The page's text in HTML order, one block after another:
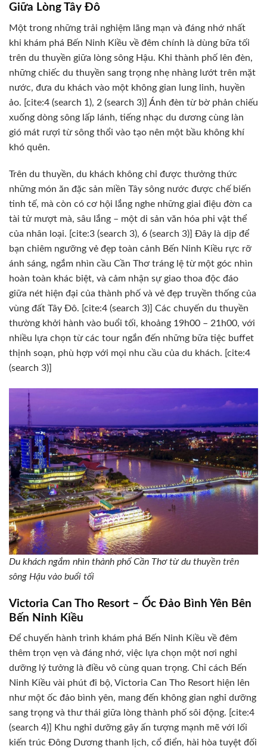
Giữa Lòng Tây Đô
Một trong những trải nghiệm lãng mạn và đáng nhớ nhất
khi khám phá Bến Ninh Kiều về đêm chính là dùng bữa tối
trên du thuyền giữa lòng sông Hậu. Khi thành phố lên đèn,
những chiếc du thuyền sang trọng nhẹ nhàng lướt trên mặt
nước, đưa du khách vào một không gian lung linh, huyền
ảo. [cite:4 (search 1), 2 (search 3)] Ánh đèn từ bờ phản chiếu
xuống dòng sông lấp lánh, tiếng nhạc du dương cùng làn
gió mát rượi từ sông thổi vào tạo nên một bầu không khí
khó quên.
Trên du thuyền, du khách không chỉ được thưởng thức
những món ăn đặc sản miền Tây sông nước được chế biến
tinh tế, mà còn có cơ hội lắng nghe những giai điệu đờn ca
tài tử mượt mà, sâu lắng – một di sản văn hóa phi vật thể
của nhân loại. [cite:3 (search 3), 6 (search 3)] Đây là dịp để
bạn chiêm ngưỡng vẻ đẹp toàn cảnh Bến Ninh Kiều rực rỡ
ánh sáng, ngắm nhìn cầu Cần Thơ tráng lệ từ một góc nhìn
hoàn toàn khác biệt, và cảm nhận sự giao thoa độc đáo
giữa nét hiện đại của thành phố và vẻ đẹp truyền thống của
vùng đất Tây Đô. [cite:4 (search 3)] Các chuyến du thuyền
thường khởi hành vào buổi tối, khoảng 19h00 – 21h00, với
nhiều lựa chọn từ các tour ngắn đến những bữa tiệc buffet
thịnh soạn, phù hợp với mọi nhu cầu của du khách. [cite:4
(search 3)]
Du khách ngắm nhìn thành phố Cần Thơ từ du thuyền trên
sông Hậu vào buổi tối
Victoria Can Tho Resort – Ốc Đảo Bình Yên Bên
Bến Ninh Kiều
Để chuyến hành trình khám phá Bến Ninh Kiều về đêm
thêm trọn vẹn và đáng nhớ, việc lựa chọn một nơi nghỉ
dưỡng lý tưởng là điều vô cùng quan trọng. Chỉ cách Bến
Ninh Kiều vài phút đi bộ, Victoria Can Tho Resort hiện lên
như một ốc đảo bình yên, mang đến không gian nghỉ dưỡng
sang trọng và thư thái giữa lòng thành phố sôi động. [cite:4
(search 4)] Khu nghỉ dưỡng gây ấn tượng mạnh mẽ với lối
kiến trúc Đông Dương thanh lịch, cổ điển, hài hòa tuyệt đối